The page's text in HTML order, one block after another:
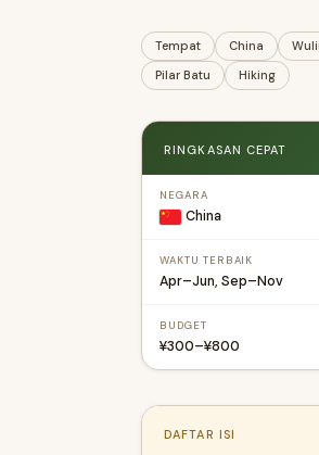
Tempat China
Pilar Batu
Hiking
RINGKASAN CEPAT
NEGARA
China
WAKTU TERBAIK
Apr–Jun, Sep–Nov
BUDGET
¥300–¥800
DAFTAR ISI